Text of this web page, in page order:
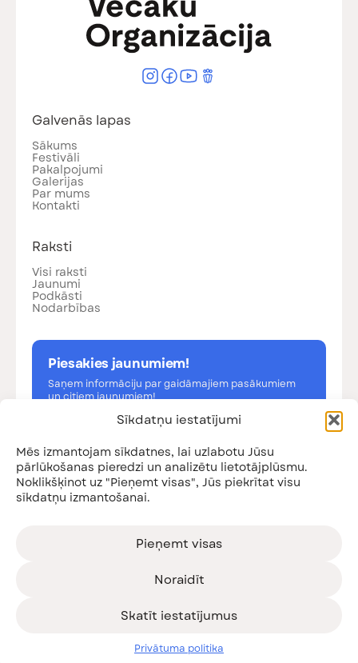
Sīkdatņu iestatījumi
Mēs izmantojam sīkdatnes, lai uzlabotu Jūsu
pārlūkošanas pieredzi un analizētu lietotājplūsmu.
Noklikšķinot uz "Pieņemt visas", Jūs piekrītat visu
sīkdatņu izmantošanai.
Pieņemt visas
Noraidīt
Skatīt iestatījumus
Privātuma politika
Galvenās lapas
Sākums
Festivāli
Pakalpojumi
Galerijas
Par mums
Kontakti
Raksti
Visi raksti
Jaunumi
Podkāsti
Nodarbības
Piesakies jaunumiem!
Saņem informāciju par gaidāmajiem pasākumiem
un citiem jaunumiem!
Esmu iepazinies arprivātuma politiku
© SIA Vecāku organizācija, 2026. Satura kopēšana un
pārpublicēšana komerciālos nolūkos aizliegta.